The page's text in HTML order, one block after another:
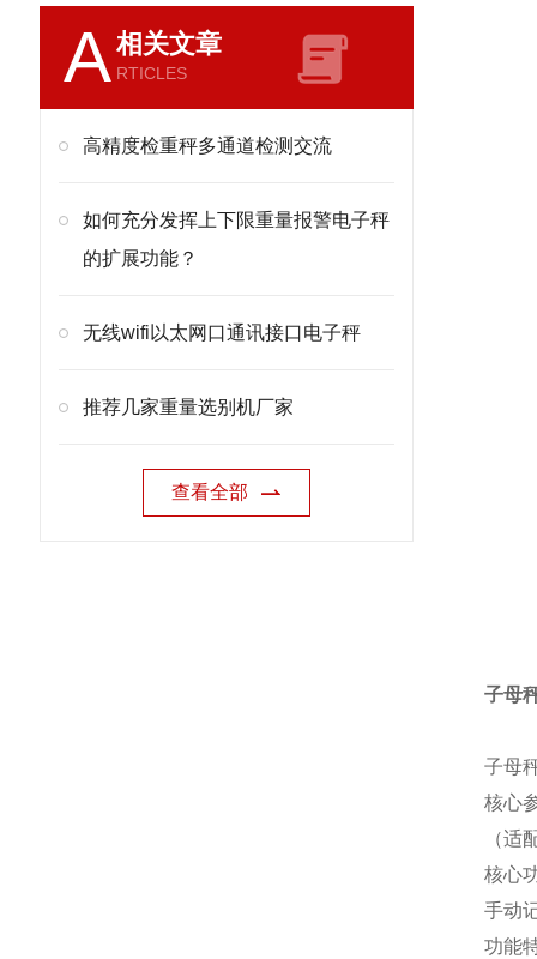
A相关文章
RTICLES
高精度检重秤多通道检测交流
如何充分发挥上下限重量报警电子秤
的扩展功能？
无线wifi以太网口通讯接口电子秤
推荐几家重量选别机厂家
查看全部
子母
子母
核心
（适
核心
手动
功能